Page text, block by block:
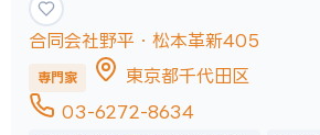
合同会社野平・松本革新405
専門家
東京都千代田区
03-6272-8634